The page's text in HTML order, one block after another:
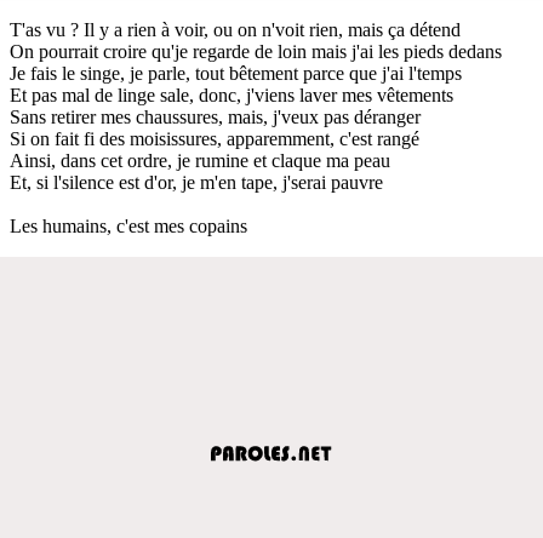
T'as vu ? Il y a rien à voir, ou on n'voit rien, mais ça détend
On pourrait croire qu'je regarde de loin mais j'ai les pieds dedans
Je fais le singe, je parle, tout bêtement parce que j'ai l'temps
Et pas mal de linge sale, donc, j'viens laver mes vêtements
Sans retirer mes chaussures, mais, j'veux pas déranger
Si on fait fi des moisissures, apparemment, c'est rangé
Ainsi, dans cet ordre, je rumine et claque ma peau
Et, si l'silence est d'or, je m'en tape, j'serai pauvre
Les humains, c'est mes copains